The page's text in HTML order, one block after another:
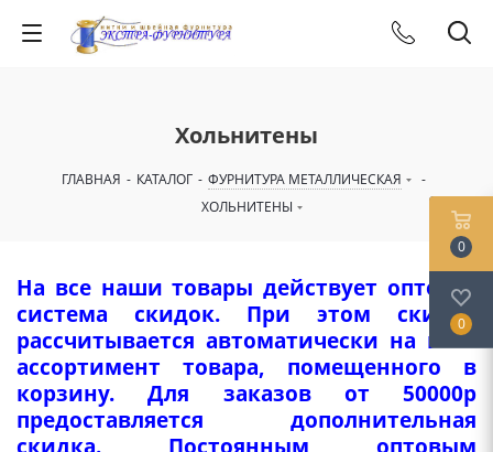
Хольнитены
ГЛАВНАЯ - КАТАЛОГ - ФУРНИТУРА МЕТАЛЛИЧЕСКАЯ
-
ХОЛЬНИТЕНЫ
На все наши товары действует оптовая
система скидок. При этом скидка
рассчитывается автоматически на весь
ассортимент товара, помещенного в
корзину. Для заказов от 50000р
предоставляется дополнительная
скидка. Постоянным оптовым
0
0